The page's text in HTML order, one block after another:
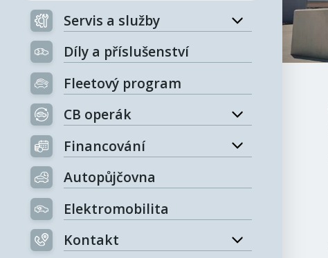
Servis a služby
Díly a příslušenství
Fleetový program
CB operák
Financování
Autopůjčovna
Elektromobilita
Kontakt